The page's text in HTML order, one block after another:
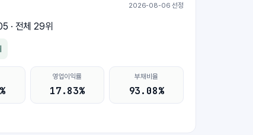
2026-08-06 선정
· 전체 29위
영업이익률
17.83%
부채비율
93.08%